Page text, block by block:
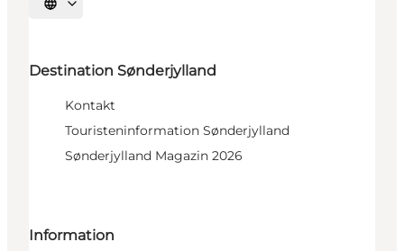
Sprache auswählen
Destination Sønderjylland
Kontakt
Touristeninformation Sønderjylland
Sønderjylland Magazin 2026
Information